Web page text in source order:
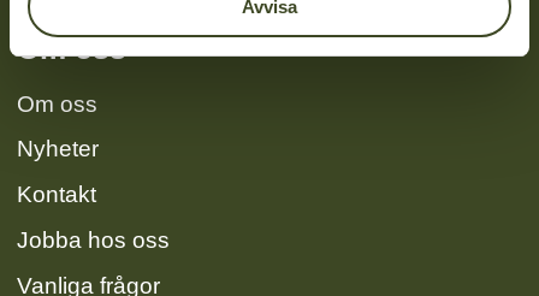
Avvisa
Om oss
Om oss
Nyheter
Kontakt
Jobba hos oss
Vanliga frågor